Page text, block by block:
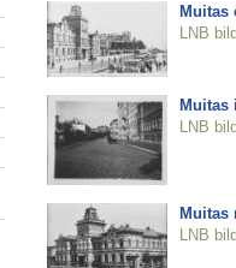
Muitas
LNB
Muitas
LNB
Muitas
LNB